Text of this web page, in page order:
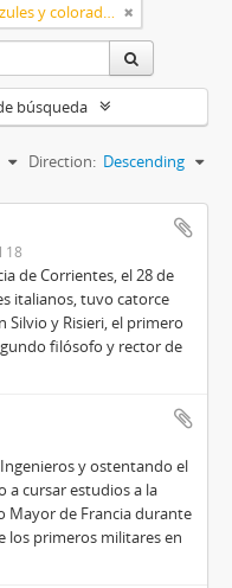
Conflicto militar entre azules y colorados
búsqueda
Direction: Descending
18
de Corrientes, el 28 de
italianos, tuvo catorce
Silvio y Risieri, el primero
filósofo y rector de
y ostentando el
a cursar estudios a la
Mayor de Francia durante
los primeros militares en